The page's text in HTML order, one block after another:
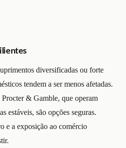
diversificadas ou forte
tendem a ser menos afetadas.
& Gamble, que operam
estáveis, são opções seguras.
e a exposição ao comércio